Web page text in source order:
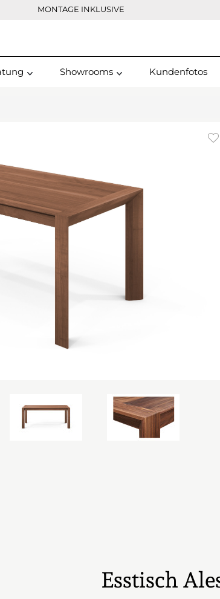
MONTAGE INKLUSIVE
Showrooms Kundenfotos
Esstisch